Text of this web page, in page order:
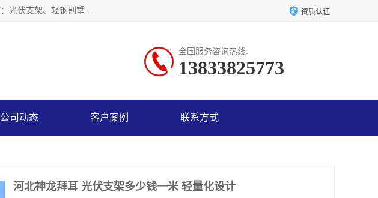
神龙拜耳科技衡水股份有限公司河北一家生产光伏支架，轻钢别墅，阳光板、耐力板的公司，主要产品有：光伏支架、轻钢别墅、阳光板、耐力板、采光板等，公司参与制定了多项标准。 资质认证
全国服务咨询热线:
13833825773
公司动态 客户案例 联系方式
河北神龙拜耳 光伏支架多少钱一米 轻量化设计